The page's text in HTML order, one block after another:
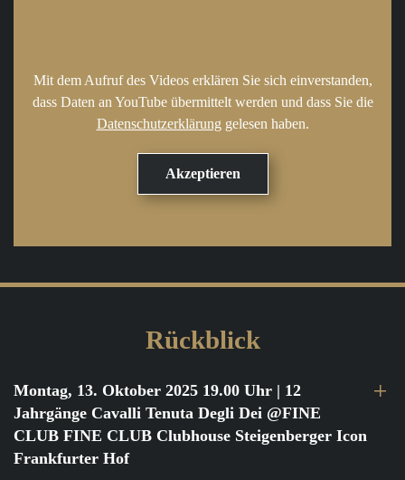
Mit dem Aufruf des Videos erklären Sie sich einverstanden,
dass Daten an YouTube übermittelt werden und dass Sie die
Datenschutzerklärung gelesen haben.
Rückblick
Montag, 13. Oktober 2025 19.00 Uhr | 12
Jahrgänge Cavalli Tenuta Degli Dei @FINE
CLUB FINE CLUB Clubhouse Steigenberger Icon
Frankfurter Hof